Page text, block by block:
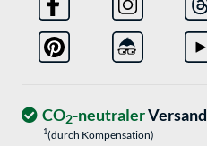
CO2-neutralerVersand
1(durch Kompensation)